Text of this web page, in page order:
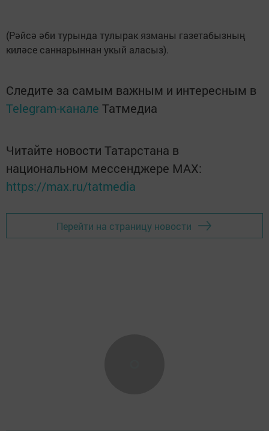
(Рәйсә әби турында тулырак язманы газетабызның
киләсе саннарыннан укый аласыз).
Следите за самым важным и интересным в
Telegram-канале Татмедиа
Читайте новости Татарстана в
национальном мессенджере MАХ:
https://max.ru/tatmedia
Перейти на страницу новости